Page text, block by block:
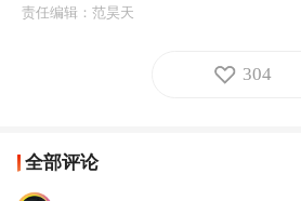
责任编辑： 范昊天
304
全部评论